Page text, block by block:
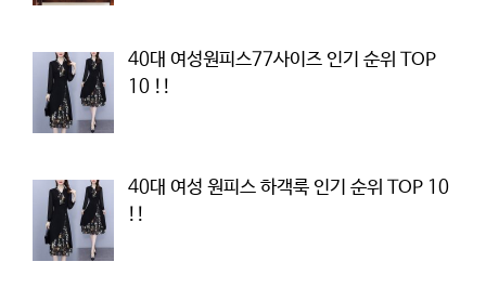
40대 여성원피스77사이즈 인기 순위 TOP
10 !!
40대 여성 원피스 하객룩 인기 순위 TOP 10
!!